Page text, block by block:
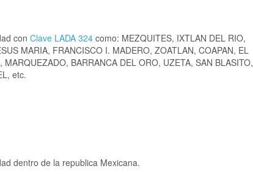
con Clave LADA 324 como: MEZQUITES, IXTLAN DEL RIO,
MARIA, FRANCISCO I. MADERO, ZOATLAN, COAPAN, EL
BARRANCA DEL ORO, UZETA, SAN BLASITO,
etc.
dentro de la republica Mexicana.